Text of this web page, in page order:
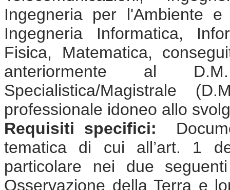
Ingegneria per l'Ambiente
Ingegneria Informatica,
Fisica, Matematica,
anteriormente al
Specialistica/Magistrale
professionale idoneo allo
Requisiti specifici:
tematica di cui all’art. 1
particolare nei due
Osservazione della Terra e